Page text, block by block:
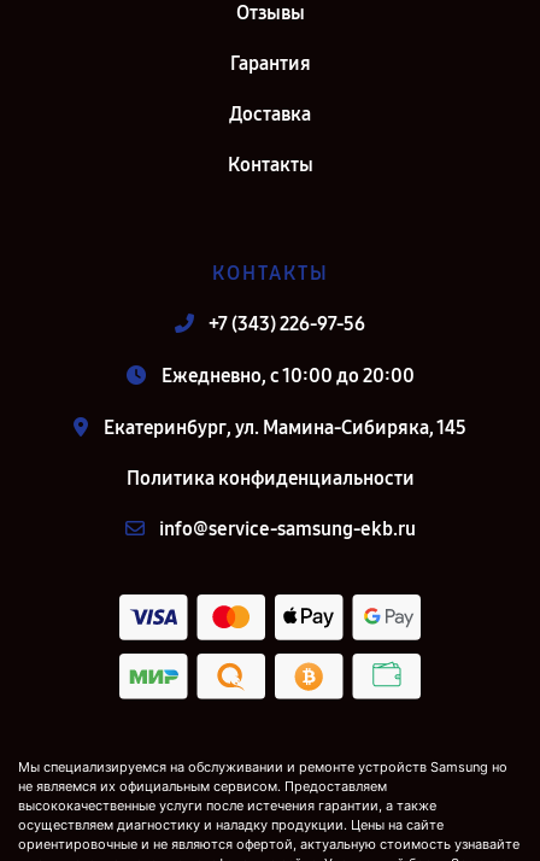
Отзывы
Гарантия
Доставка
Контакты
КОНТАКТЫ
+7 (343) 226-97-56
Ежедневно, с 10:00 до 20:00
Екатеринбург, ул. Мамина-Сибиряка, 145
Политика конфиденциальности
info@service-samsung-ekb.ru
Мы специализируемся на обслуживании и ремонте устройств Samsung но
не являемся их официальным сервисом. Предоставляем
высококачественные услуги после истечения гарантии, а также
осуществляем диагностику и наладку продукции. Цены на сайте
ориентировочные и не являются офертой, актуальную стоимость узнавайте